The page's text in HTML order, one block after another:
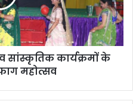
सांस्कृतिक कार्यक्रमों के
महोत्सव